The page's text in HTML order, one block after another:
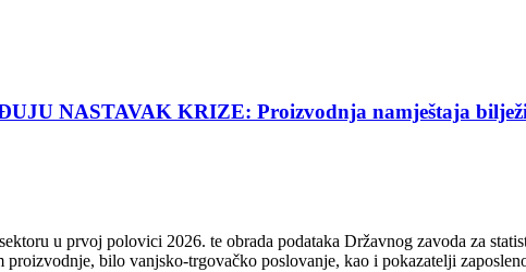
NASTAVAK KRIZE: Proizvodnja namještaja
u prvoj polovici 2026. te obrada podataka Državnog zavoda za
bilo vanjsko-trgovačko poslovanje, kao i pokazatelji